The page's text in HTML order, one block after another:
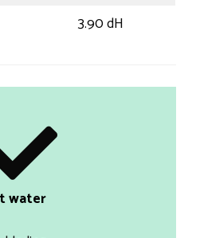
3.90 dH
water